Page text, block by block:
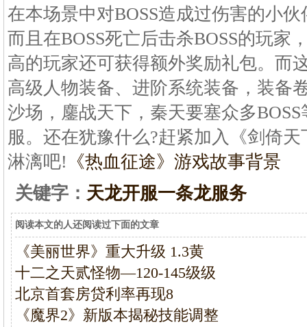
在本场景中对BOSS造成过伤害的小
而且在BOSS死亡后击杀BOSS的玩家
高的玩家还可获得额外奖励礼包。而
高级人物装备、进阶系统装备，装备
沙场，鏖战天下，秦天要塞众多
服。还在犹豫什么?赶紧加入《剑倚
淋漓吧! 《热血征途》游戏故事背景
关键字： 天龙开服一条龙服务
阅读本文的人还阅读过下面的文章
《美丽世界》重大升级 1.3黄
十二之天贰怪物—120-145级级
北京首套房贷利率再现8
《魔界2》新版本揭秘技能调整